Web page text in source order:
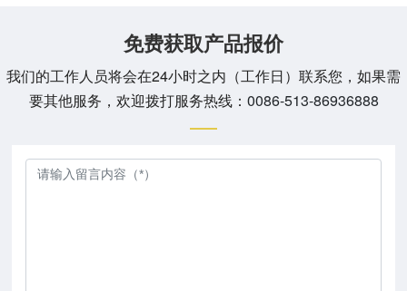
免费获取产品报价
我们的工作人员将会在24小时之内（工作日）联系您，如果需
要其他服务，欢迎拨打服务热线： 0086-513-86936888